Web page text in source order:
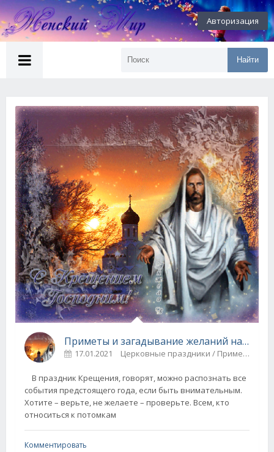
Авторизация
Найти
Приметы и загадывание желаний на Крещение
17.01.2021 Церковные праздники / Приметы и суеверия
В праздник Крещения, говорят, можно распознать все
события предстоящего года, если быть внимательным.
Хотите – верьте, не желаете – проверьте. Всем, кто
относиться к потомкам
Комментировать